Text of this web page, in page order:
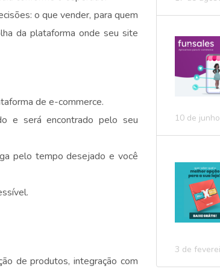
o que vender, para quem
da plataforma onde seu site
de e-commerce.
e será encontrado pelo seu
pelo tempo desejado e você
de produtos, integração com
10 de
3 de